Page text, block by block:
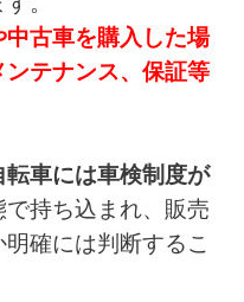
古車を購入した場
テナンス、保証等
転車には車検制度が
持ち込まれ、販売
確には判断するこ